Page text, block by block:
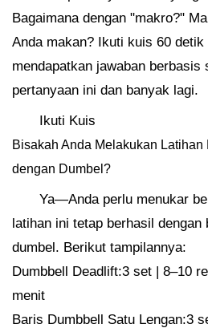
Bagaimana dengan "makro?"
Anda makan? Ikuti kuis 60
mendapatkan jawaban berbasis
pertanyaan ini dan banyak lagi.
Ikuti Kuis
Bisakah Anda Melakukan
dengan Dumbel?
Ya—Anda perlu menukar
latihan ini tetap berhasil dengan
dumbel. Berikut tampilannya:
Dumbbell Deadlift:3 set | 8–10
menit
Baris Dumbbell Satu Lengan:3